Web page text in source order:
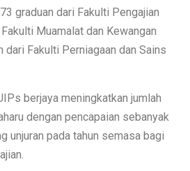
graduan dari Fakulti Pengajian
Muamalat dan Kewangan
dari Fakulti Perniagaan dan Sains
berjaya meningkatkan jumlah
dengan pencapaian sebanyak
unjuran pada tahun semasa bagi